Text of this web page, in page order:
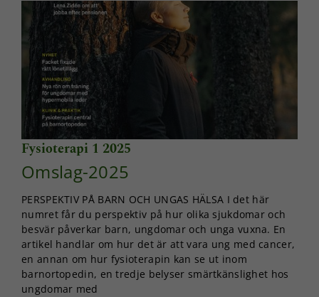
Fysioterapi 1 2025
Omslag-2025
PERSPEKTIV PÅ BARN OCH UNGAS HÄLSA I det här
numret får du perspektiv på hur olika sjukdomar och
besvär påverkar barn, ungdomar och unga vuxna. En
artikel handlar om hur det är att vara ung med cancer,
en annan om hur fysioterapin kan se ut inom
barnortopedin, en tredje belyser smärtkänslighet hos
ungdomar med
Nödvändiga
Dessa kakor
går inte att
välja bort. De
behövs för
att hemsidan